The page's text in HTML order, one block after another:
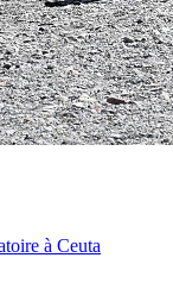
à Ceuta